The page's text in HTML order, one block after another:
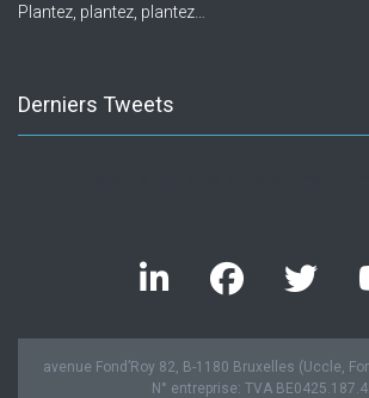
Plantez, plantez, plantez…
Derniers Tweets
avenue Fond’Roy 82, B-1180 Bruxelles (Uccle,
N° entreprise: TVA